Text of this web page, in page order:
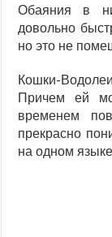
Обаяния в
довольно
но это не
Кошки-
Причем ей
временем
прекрасно
на одном